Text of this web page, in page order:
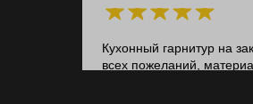
Кухонный гарнитур на
всех пожеланий,